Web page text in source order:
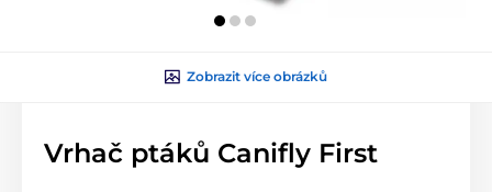
Zobrazit více obrázků
Vrhač ptáků Canifly First